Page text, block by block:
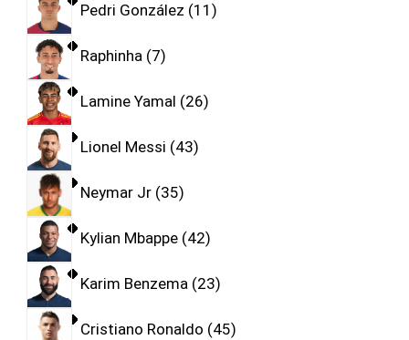
Pedri González 11
Raphinha 7
Lamine Yamal 26
Lionel Messi 43
Neymar Jr 35
Kylian Mbappe 42
Karim Benzema 23
Cristiano Ronaldo 45